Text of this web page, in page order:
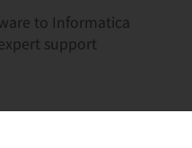
to Informatica
support